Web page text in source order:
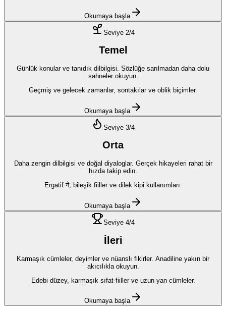
Okumaya başla
Seviye 2/4
Temel
Günlük konular ve tanıdık dilbilgisi. Sözlüğe sarılmadan daha dolu
sahneler okuyun.
Geçmiş ve gelecek zamanlar, sontakılar ve oblik biçimler.
Okumaya başla
Seviye 3/4
Orta
Daha zengin dilbilgisi ve doğal diyaloglar. Gerçek hikayeleri rahat bir
hızda takip edin.
Ergatif ने, bileşik fiiller ve dilek kipi kullanımları.
Okumaya başla
Seviye 4/4
İleri
Karmaşık cümleler, deyimler ve nüanslı fikirler. Anadiline yakın bir
akıcılıkla okuyun.
Edebi düzey, karmaşık sıfat-fiiller ve uzun yan cümleler.
Okumaya başla